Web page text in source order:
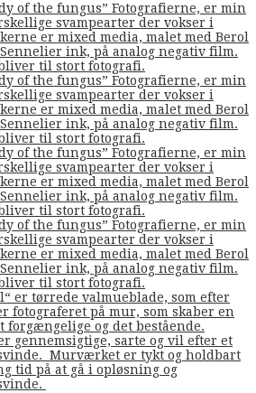
of the fungus” Fotografierne, er min
svampearter der vokser i
er mixed media, malet med Berol
ink, på analog negativ film.
til stort fotografi.
of the fungus” Fotografierne, er min
svampearter der vokser i
er mixed media, malet med Berol
ink, på analog negativ film.
til stort fotografi.
of the fungus” Fotografierne, er min
svampearter der vokser i
er mixed media, malet med Berol
ink, på analog negativ film.
til stort fotografi.
of the fungus” Fotografierne, er min
svampearter der vokser i
er mixed media, malet med Berol
ink, på analog negativ film.
til stort fotografi.
er tørrede valmueblade, som efter
fotograferet på mur, som skaber en
og det bestående.
gennemsigtige, sarte og vil efter et
Murværket er tykt og holdbart
tid på at gå i opløsning og